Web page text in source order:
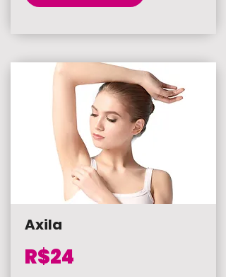
Axila
R$24